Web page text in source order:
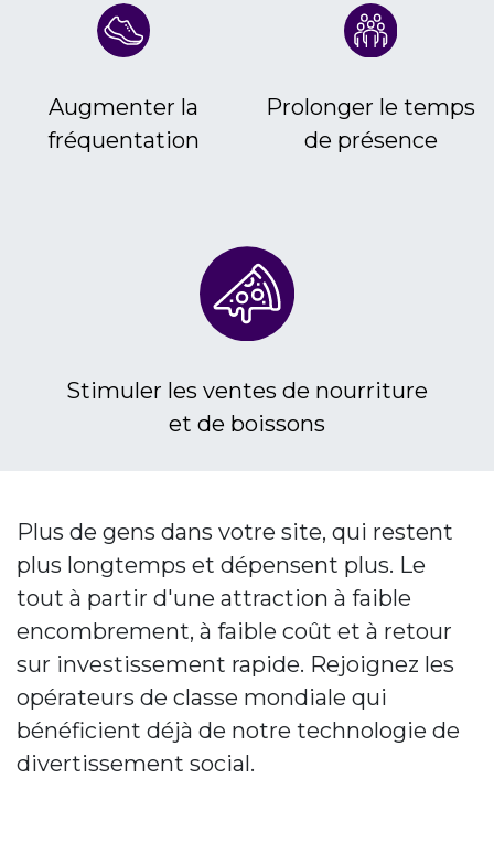
Augmenter la
fréquentation
Prolonger le temps
de présence
Stimuler les ventes de nourriture
et de boissons
Plus de gens dans votre site, qui restent
plus longtemps et dépensent plus. Le
tout à partir d'une attraction à faible
encombrement, à faible coût et à retour
sur investissement rapide. Rejoignez les
opérateurs de classe mondiale qui
bénéficient déjà de notre technologie de
divertissement social.